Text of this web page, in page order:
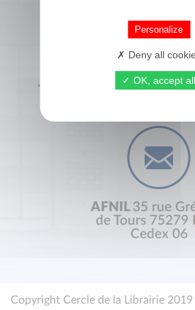
+33 (0) 1 44 41 29 19
AFNIL 35 rue
de Tours 75279
Cedex 06
Copyright Cercle de la Librairie 2019
Personalize
Deny all
OK, accept all